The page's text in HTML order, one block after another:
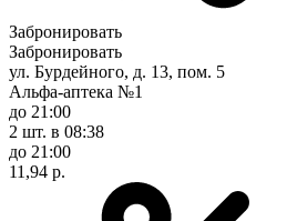
Забронировать
Забронировать
ул. Бурдейного, д. 13, пом. 5
Альфа-аптека №1
до 21:00
2 шт. в 08:38
до 21:00
11,94 р.